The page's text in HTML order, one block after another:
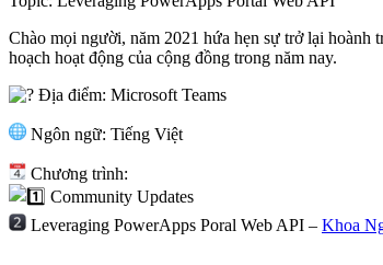
Chào mọi người, năm 2021 hứa hẹn sự trở lại hoành
hoạch hoạt động của cộng đồng trong năm nay.
Địa điểm: Microsoft Teams
Ngôn ngữ: Tiếng Việt
Chương trình:
Community Updates
Leveraging PowerApps Poral Web API – Khoa